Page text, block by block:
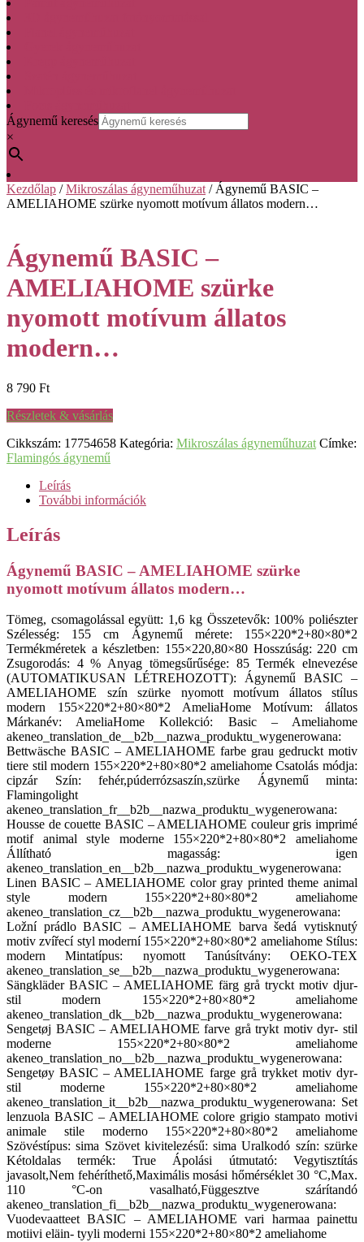
Ágynemű keresés
×
Cart
Kezdőlap /Mikroszálas ágyneműhuzat / Ágynemű BASIC –
AMELIAHOME szürke nyomott motívum állatos modern…
Ágynemű BASIC –
AMELIAHOME szürke
nyomott motívum állatos
modern…
8 790 Ft
Részletek & vásárlás
Cikkszám: 17754658 Kategória: Mikroszálas ágyneműhuzat Címke:
Flamingós ágynemű
Leírás
További információk
Leírás
Ágynemű BASIC – AMELIAHOME szürke
nyomott motívum állatos modern…
Tömeg, csomagolással együtt: 1,6 kg Összetevők: 100% poliészter
Szélesség: 155 cm Ágynemű mérete: 155×220*2+80×80*2
Termékméretek a készletben: 155×220,80×80 Hosszúság: 220 cm
Zsugorodás: 4 % Anyag tömegsűrűsége: 85 Termék elnevezése
(AUTOMATIKUSAN LÉTREHOZOTT): Ágynemű BASIC –
AMELIAHOME szín szürke nyomott motívum állatos stílus
modern 155×220*2+80×80*2 AmeliaHome Motívum: állatos
Márkanév: AmeliaHome Kollekció: Basic – Ameliahome
akeneo_translation_de__b2b__nazwa_produktu_wygenerowana:
Bettwäsche BASIC – AMELIAHOME farbe grau gedruckt motiv
tiere stil modern 155×220*2+80×80*2 ameliahome Csatolás módja:
cipzár Szín: fehér,púderrózsaszín,szürke Ágynemű minta:
Flamingolight
akeneo_translation_fr__b2b__nazwa_produktu_wygenerowana:
Housse de couette BASIC – AMELIAHOME couleur gris imprimé
motif animal style moderne 155×220*2+80×80*2 ameliahome
Állítható magasság: igen
akeneo_translation_en__b2b__nazwa_produktu_wygenerowana:
Linen BASIC – AMELIAHOME color gray printed theme animal
style modern 155×220*2+80×80*2 ameliahome
akeneo_translation_cz__b2b__nazwa_produktu_wygenerowana:
Ložní prádlo BASIC – AMELIAHOME barva šedá vytisknutý
motiv zvířecí styl moderní 155×220*2+80×80*2 ameliahome Stílus:
modern Mintatípus: nyomott Tanúsítvány: OEKO-TEX
akeneo_translation_se__b2b__nazwa_produktu_wygenerowana:
Sängkläder BASIC – AMELIAHOME färg grå tryckt motiv djur-
stil modern 155×220*2+80×80*2 ameliahome
akeneo_translation_dk__b2b__nazwa_produktu_wygenerowana:
Sengetøj BASIC – AMELIAHOME farve grå trykt motiv dyr- stil
moderne 155×220*2+80×80*2 ameliahome
akeneo_translation_no__b2b__nazwa_produktu_wygenerowana:
Sengetøy BASIC – AMELIAHOME farge grå trykket motiv dyr-
stil moderne 155×220*2+80×80*2 ameliahome
akeneo_translation_it__b2b__nazwa_produktu_wygenerowana: Set
lenzuola BASIC – AMELIAHOME colore grigio stampato motivi
animale stile moderno 155×220*2+80×80*2 ameliahome
Szövéstípus: sima Szövet kivitelezésű: sima Uralkodó szín: szürke
Kétoldalas termék: True Ápolási útmutató: Vegytisztítás
javasolt,Nem fehéríthető,Maximális mosási hőmérséklet 30 °C,Max.
110 °C-on vasalható,Függesztve szárítandó
akeneo_translation_fi__b2b__nazwa_produktu_wygenerowana:
Vuodevaatteet BASIC – AMELIAHOME vari harmaa painettu
motiivi eläin- tyyli moderni 155×220*2+80×80*2 ameliahome